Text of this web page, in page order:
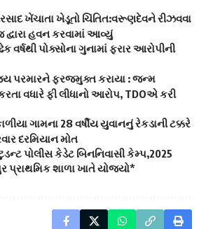
ખેંચાતા ખેડૂતો ચિંતિત:વરૂણદેવને રીઝવવા
દ્વારા હવન કરવામાં આવ્યું
વર્ષથી પોક્સોના ગુનામાં ફરાર આરોપીની
પરમારને ફરજમુક્ત કરાયા : જન્મ
વધારે ફી લીધાનો આરોપ, TDOએ કરી
ગામના 28 વર્ષીય યુવાનનું રેકડાની ટક્કરે
દરમિયાન મોત
પોલીસ કેડેટ બિનનિવાસી કેમ્પ,2025
પ્રાથમિક શાળા ખાતે યોજ્યો*